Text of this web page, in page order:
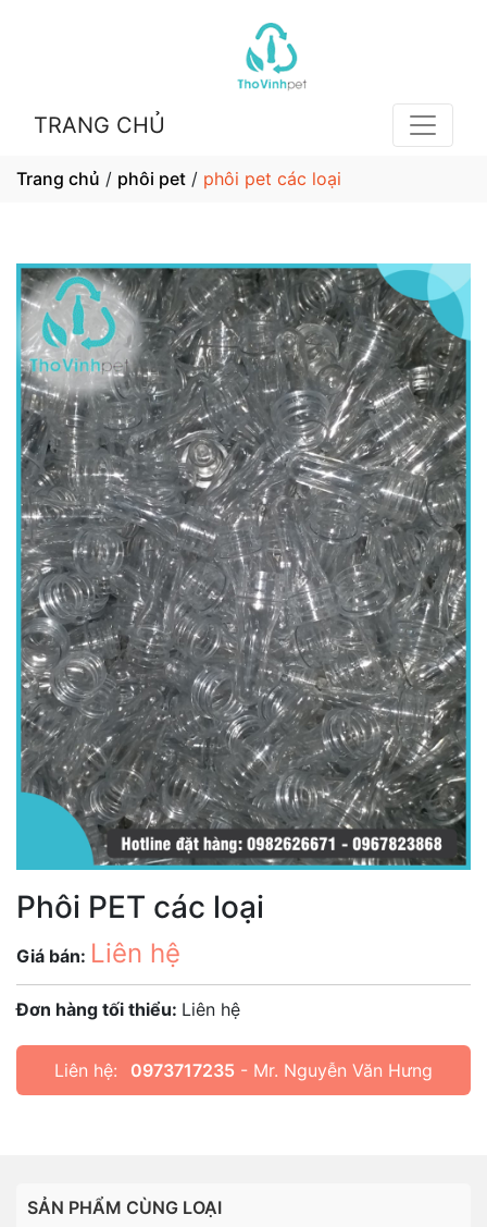
TRANG CHỦ
Trang chủ / phôi pet / phôi pet các loại
Phôi PET các loại
Giá bán: Liên hệ
Đơn hàng tối thiểu: Liên hệ
Liên hệ: 0973717235 - Mr. Nguyễn Văn Hưng
SẢN PHẨM CÙNG LOẠI